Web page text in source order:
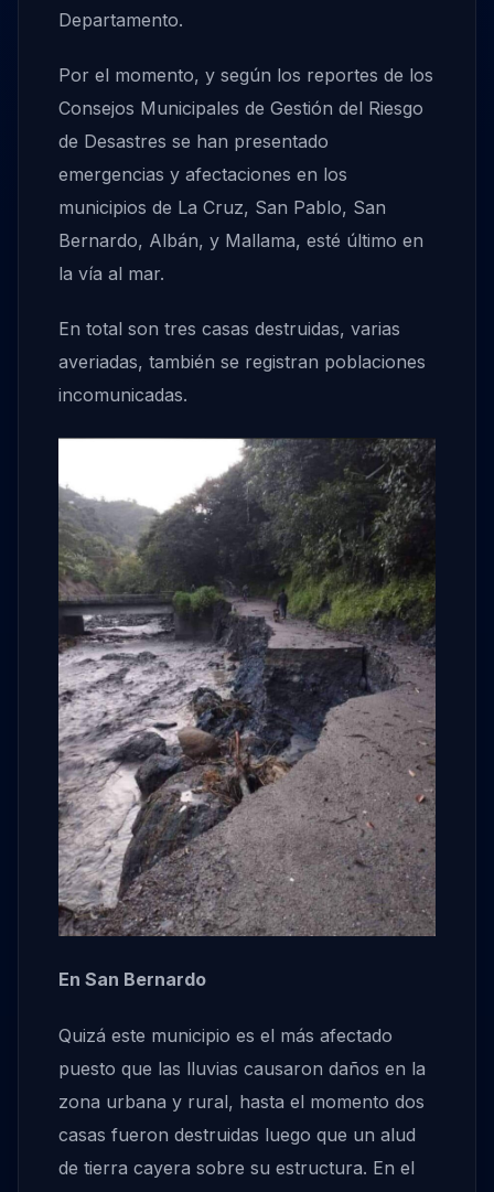
Departamento.
Por el momento, y según los reportes de los
Consejos Municipales de Gestión del Riesgo
de Desastres se han presentado
emergencias y afectaciones en los
municipios de La Cruz, San Pablo, San
Bernardo, Albán, y Mallama, esté último en
la vía al mar.
En total son tres casas destruidas, varias
averiadas, también se registran poblaciones
incomunicadas.
En San Bernardo
Quizá este municipio es el más afectado
puesto que las lluvias causaron daños en la
zona urbana y rural, hasta el momento dos
casas fueron destruidas luego que un alud
de tierra cayera sobre su estructura. En el